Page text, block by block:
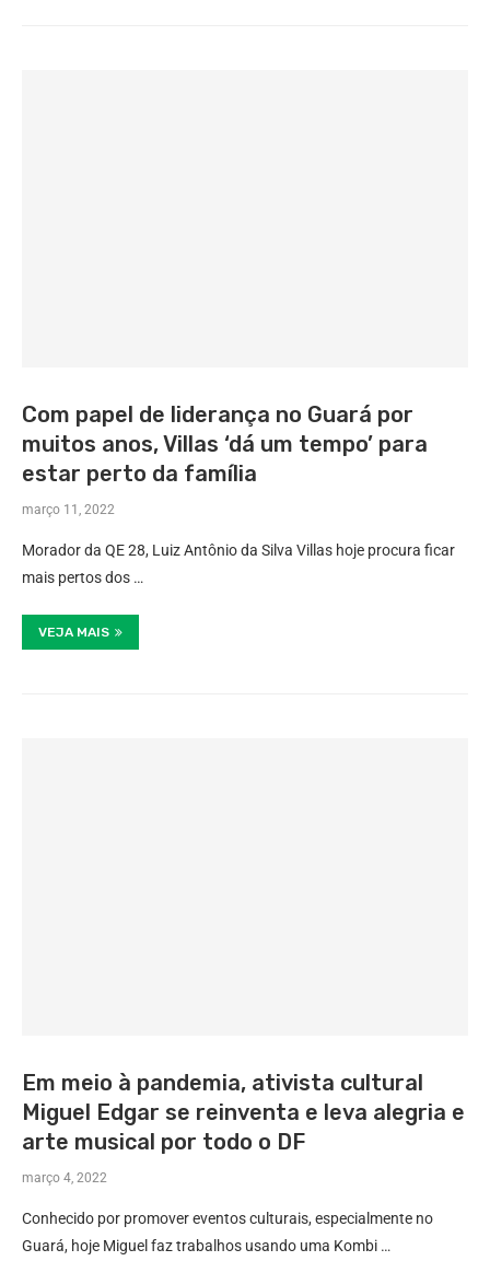
Com papel de liderança no Guará por
muitos anos, Villas ‘dá um tempo’ para
estar perto da família
março 11, 2022
Morador da QE 28, Luiz Antônio da Silva Villas hoje procura ficar
mais pertos dos …
VEJA MAIS
Em meio à pandemia, ativista cultural
Miguel Edgar se reinventa e leva alegria e
arte musical por todo o DF
março 4, 2022
Conhecido por promover eventos culturais, especialmente no
Guará, hoje Miguel faz trabalhos usando uma Kombi …